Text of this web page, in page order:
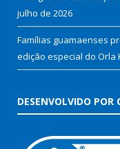
julho de 2026
Famílias guamaenses
edição especial do Orla
DESENVOLVIDO POR